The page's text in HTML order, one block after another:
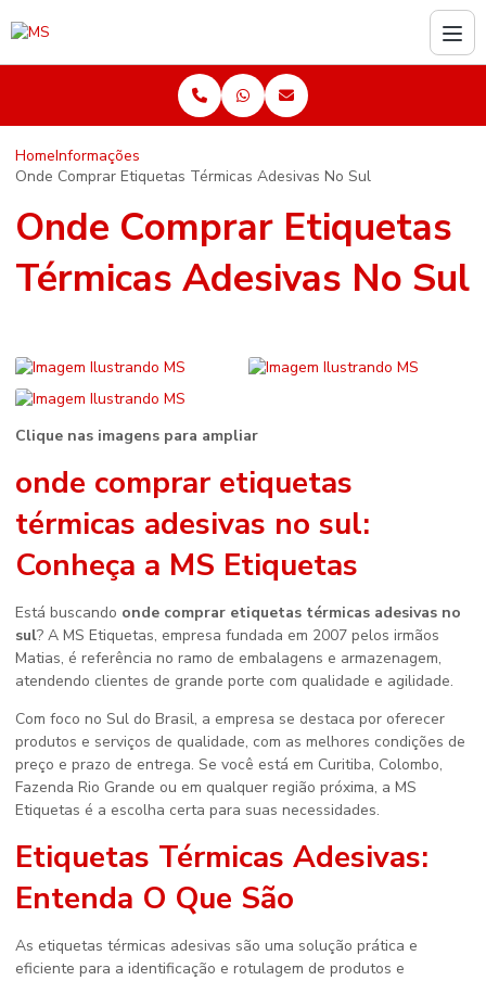
HomeInformações
Onde Comprar Etiquetas Térmicas Adesivas No Sul
Onde Comprar Etiquetas
Térmicas Adesivas No Sul
Clique nas imagens para ampliar
onde comprar etiquetas
térmicas adesivas no sul:
Conheça a MS Etiquetas
Está buscando onde comprar etiquetas térmicas adesivas no
sul? A MS Etiquetas, empresa fundada em 2007 pelos irmãos
Matias, é referência no ramo de embalagens e armazenagem,
atendendo clientes de grande porte com qualidade e agilidade.
Com foco no Sul do Brasil, a empresa se destaca por oferecer
produtos e serviços de qualidade, com as melhores condições de
preço e prazo de entrega. Se você está em Curitiba, Colombo,
Fazenda Rio Grande ou em qualquer região próxima, a MS
Etiquetas é a escolha certa para suas necessidades.
Etiquetas Térmicas Adesivas:
Entenda O Que São
As etiquetas térmicas adesivas são uma solução prática e
eficiente para a identificação e rotulagem de produtos e